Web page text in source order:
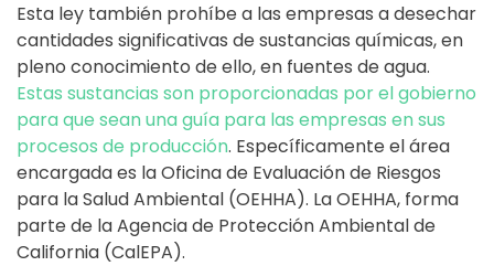
Esta ley también prohíbe a las empresas a desechar
cantidades significativas de sustancias químicas, en
pleno conocimiento de ello, en fuentes de agua.
Estas sustancias son proporcionadas por el gobierno
para que sean una guía para las empresas en sus
procesos de producción. Específicamente el área
encargada es la Oficina de Evaluación de Riesgos
para la Salud Ambiental (OEHHA). La OEHHA, forma
parte de la Agencia de Protección Ambiental de
California (CalEPA).